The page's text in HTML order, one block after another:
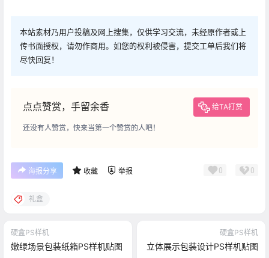
本站素材乃用户投稿及网上搜集，仅供学习交流，未经原作者或上
传书面授权，请勿作商用。如您的权利被侵害，提交工单后我们将
尽快回复！
点点赞赏，手留余香 给TA打赏
还没有人赞赏，快来当第一个赞赏的人吧！
海报分享 收藏 举报 0 0
礼盒
硬盒PS样机
嫩绿场景包装纸箱PS样机贴图
硬盒PS样机
立体展示包装设计PS样机贴图